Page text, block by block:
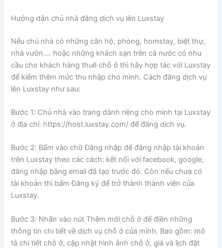
Hướng dẫn chủ nhà đăng dịch vụ lên Luxstay
Nếu chủ nhà có những căn hộ, phòng, homstay, biệt thự,
nhà vườn…. hoặc những khách sạn trên cả nước có nhu
cầu cho khách hàng thuê chỗ ở thì hãy hợp tác với Luxstay
để kiếm thêm mức thu nhập cho mình. Cách đăng dịch vụ
lên Luxstay như sau:
Bước 1: Chủ nhà vào trang dành riêng cho mình tại Luxstay
ở địa chỉ: https://host.luxstay.com/ để đăng dịch vụ.
Bước 2: Bấm vào chữ Đăng nhập để đăng nhập tài khoản
trên Luxstay theo các cách: kết nối với facebook, google,
đăng nhập bằng email đã tạo trước đó. Còn nếu chưa có
tài khoản thì bấm Đăng ký để trở thành thành viên của
Luxstay.
Bước 3: Nhấn vào nút Thêm mới chỗ ở để điền những
thông tin chi tiết về dịch vụ chỗ ở của mình. Bao gồm: mô
tả chi tiết chỗ ở, cập nhật hình ảnh chỗ ở, giá và lịch đặt